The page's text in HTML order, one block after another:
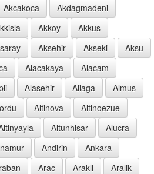
Akcakoca
Akdagmadeni
Akkoy
Akkus
Aksehir Akseki
Aksu
Alacakaya
Alacam
Alasehir Aliaga
Almus
Altinova
Altinoezue
Altunhisar
Alucra
Andirin
Ankara
Arac Arakli
Aralik